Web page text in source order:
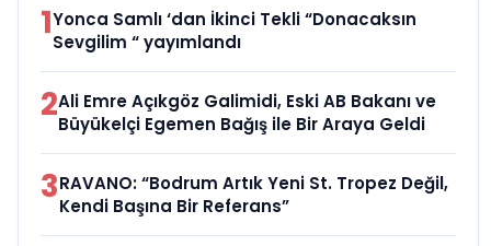
1Yonca Samlı ‘dan İkinci Tekli “Donacaksın
Sevgilim “ yayımlandı
2Ali Emre Açıkgöz Galimidi, Eski AB Bakanı ve
Büyükelçi Egemen Bağış ile Bir Araya Geldi
3RAVANO: “Bodrum Artık Yeni St. Tropez Değil,
Kendi Başına Bir Referans”